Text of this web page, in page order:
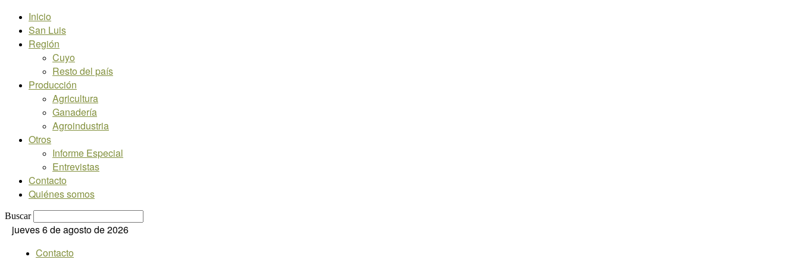
Inicio
San Luis
Región
Cuyo
Resto del país
Producción
Agricultura
Ganadería
Agroindustria
Otros
Informe Especial
Entrevistas
Contacto
Quiénes somos
Buscar
jueves 6 de agosto de 2026
Contacto